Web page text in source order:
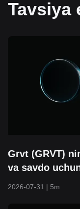
Tavsiya
Grvt (GRVT)
va savdo
2026-07-31 | 5m